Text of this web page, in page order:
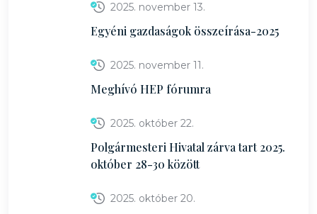
2025. november 13.
Egyéni gazdaságok összeírása-2025
2025. november 11.
Meghívó HEP fórumra
2025. október 22.
Polgármesteri Hivatal zárva tart 2025.
október 28-30 között
2025. október 20.